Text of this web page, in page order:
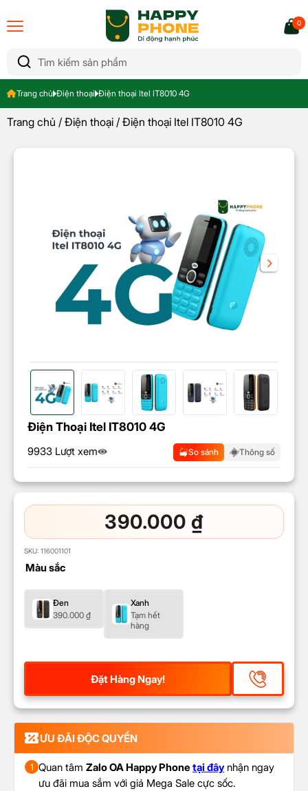
0
Trang chủ Điện thoại Điện thoại Itel IT8010 4G
Trang chủ / Điện thoại / Điện thoại Itel IT8010 4G
390.000 ₫
SKU: 116001101
Màu sắc
Đen
390.000 ₫
Xanh
Tạm hết
hàng
Đặt Hàng Ngay!
ƯU ĐÃI ĐỘC QUYỀN
1 Quan tâm Zalo OA Happy Phone tại đâynhận ngay
ưu đãi mua sắm với giá Mega Sale cực sốc.
Điện Thoại Itel IT8010 4G
9933 Lượt xem So sánh Thông số